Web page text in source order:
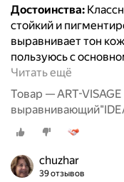
Достоинства:
стойкий и
выравнивает тон
пользуюсь с
Читать ещё
Товар — ART-
chuzhar
39 отзывов